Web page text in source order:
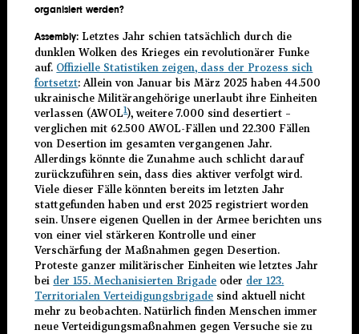
organisiert werden?
Assembly:Letztes Jahr schien tatsächlich durch die
dunklen Wolken des Krieges ein revolutionärer Funke
auf. Offizielle Statistiken zeigen, dass der Prozess sich
fortsetzt: Allein von Januar bis März 2025 haben 44.500
ukrainische Militärangehörige unerlaubt ihre Einheiten
verlassen (AWOL1), weitere 7.000 sind desertiert –
verglichen mit 62.500 AWOL-Fällen und 22.300 Fällen
von Desertion im gesamten vergangenen Jahr.
Allerdings könnte die Zunahme auch schlicht darauf
zurückzuführen sein, dass dies aktiver verfolgt wird.
Viele dieser Fälle könnten bereits im letzten Jahr
stattgefunden haben und erst 2025 registriert worden
sein. Unsere eigenen Quellen in der Armee berichten uns
von einer viel stärkeren Kontrolle und einer
Verschärfung der Maßnahmen gegen Desertion.
Proteste ganzer militärischer Einheiten wie letztes Jahr
bei der 155. Mechanisierten Brigade oder der 123.
Territorialen Verteidigungsbrigade sind aktuell nicht
mehr zu beobachten. Natürlich finden Menschen immer
neue Verteidigungsmaßnahmen gegen Versuche sie zu